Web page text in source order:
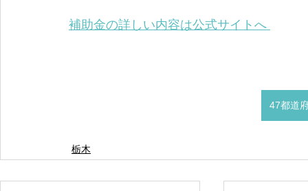
補助金の詳しい内容は公式サイトへ
47都道
栃木